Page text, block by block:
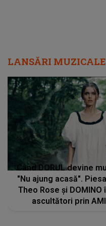
LANSĂRI MUZICALE
Când DORUL devine
"Nu ajung acasă".
Theo Rose și
ascultători prin